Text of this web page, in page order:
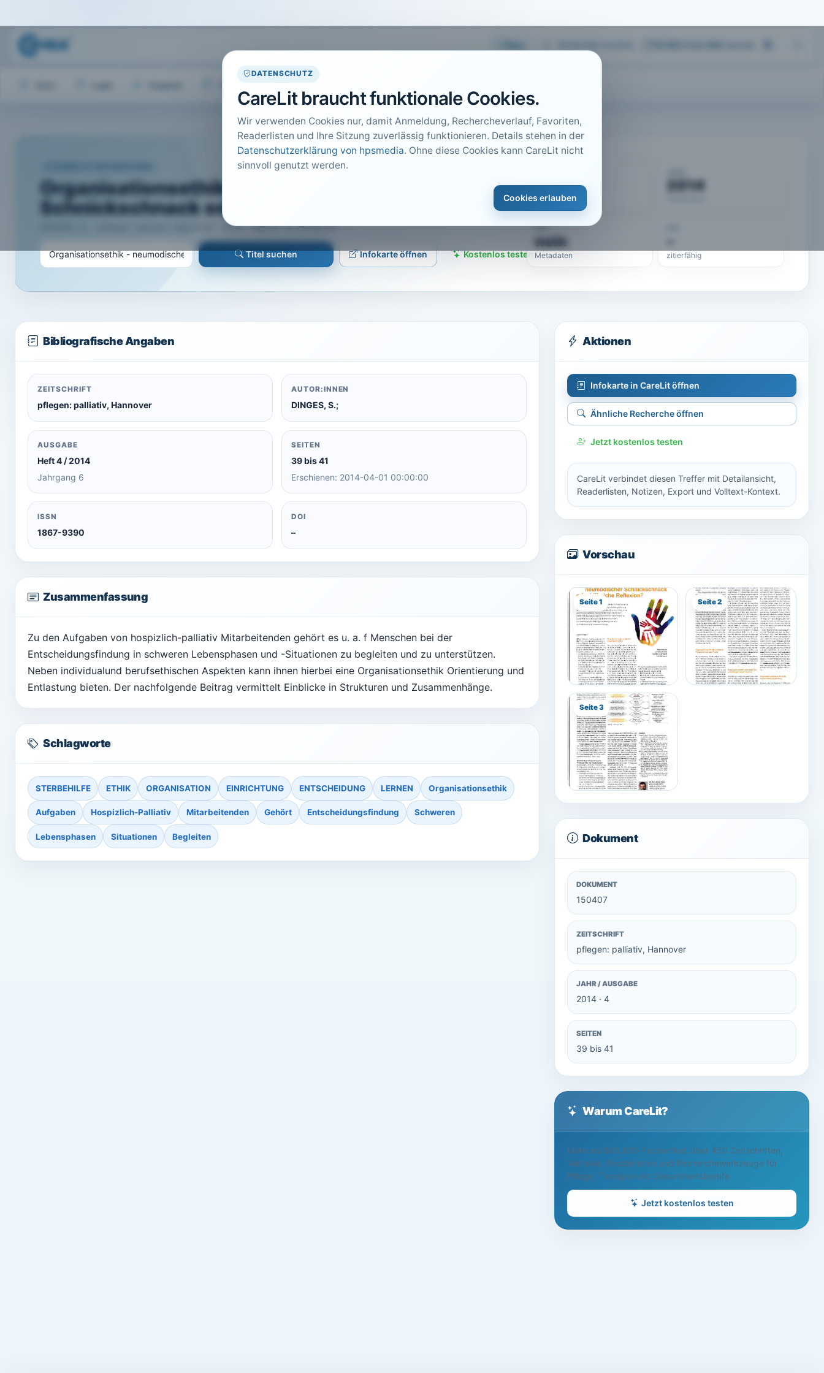
DATENSCHUTZ
CareLit braucht funktionale Cookies.
Wir verwenden Cookies nur, damit Anmeldung, Rechercheverlauf, Favoriten,
Readerlisten und Ihre Sitzung zuverlässig funktionieren. Details stehen in der
Datenschutzerklärung von hpsmedia. Ohne diese Cookies kann CareLit nicht
sinnvoll genutzt werden.
Cookies erlauben
Organisationsethik - neumodischer
Schnickschnack oder hilfreiche Reflexion?
DINGES, S.; · pflegen: palliativ, Hannover · 2014 · Heft 4 · S. 39 bis 41
Titel suchen Infokarte öffnen Kostenlos testen
150407
CareLit-ID
2014
PDF
nein
Metadaten zitierfähig
Bibliografische Angaben
ZEITSCHRIFT
pflegen: palliativ, Hannover
AUTOR:INNEN
DINGES, S.;
AUSGABE
Heft 4 / 2014
Jahrgang 6
SEITEN
39 bis 41
Erschienen: 2014-04-01 00:00:00
ISSN
1867-9390
DOI
–
Zusammenfassung
Zu den Aufgaben von hospizlich-palliativ Mitarbeitenden gehört es u. a. f Menschen bei der
Entscheidungsfindung in schweren Lebensphasen und -Situationen zu begleiten und zu unterstützen.
Neben individualund berufsethischen Aspekten kann ihnen hierbei eine Organisationsethik Orientierung und
Entlastung bieten. Der nachfolgende Beitrag vermittelt Einblicke in Strukturen und Zusammenhänge.
Schlagworte
STERBEHILFE ETHIK ORGANISATION EINRICHTUNG ENTSCHEIDUNG LERNEN Organisationsethik
Aufgaben Hospizlich-Palliativ Mitarbeitenden Gehört Entscheidungsfindung Schweren
Lebensphasen Situationen Begleiten
Aktionen
Infokarte in CareLit öffnen
Ähnliche Recherche öffnen
Jetzt kostenlos testen
CareLit verbindet diesen Treffer mit Detailansicht,
Readerlisten, Notizen, Export und Volltext-Kontext.
Vorschau
Seite 1 Seite 2
Seite 3
Dokument
DOKUMENT
150407
ZEITSCHRIFT
pflegen: palliativ, Hannover
JAHR / AUSGABE
2014 · 4
SEITEN
39 bis 41
Warum CareLit?
Mehr als 500.000 Fachartikel, über 450 Zeitschriften,
Volltexte, Readerlisten und Recherchewerkzeuge für
Pflege, Therapie und Gesundheitsberufe.
Jetzt kostenlos testen